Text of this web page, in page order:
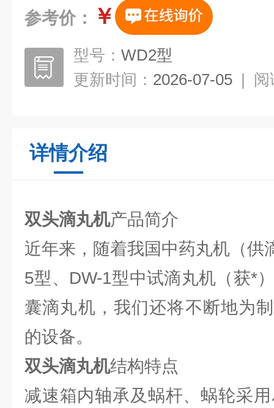
参考价： ￥
型号： WD2型
更新时间： 2026-07-05 | 阅
详情介绍
双头滴丸机产品简介
近年来，随着我国中药丸机（供
5型、DW-1型中试滴丸机（获*
囊滴丸机，我们还将不断地为
的设备。
双头滴丸机结构特点
减速箱内轴承及蜗杆、蜗轮采